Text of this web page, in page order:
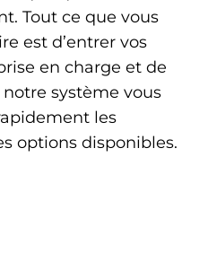
Tout ce que vous
est d’entrer vos
en charge et de
système vous
les
options disponibles.